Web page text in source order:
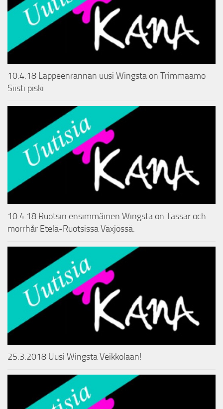
10.4.18 Lappeenrannan uusi Wingsta on Trimmaamo
Siisti piski
10.4.18 Ruotsin ensimmäinen Wingsta on Tassar och
morrhår Etelä-Ruotsissa Växjössä.
25.3.2018 Uusi Wingsta Veikkolaan!